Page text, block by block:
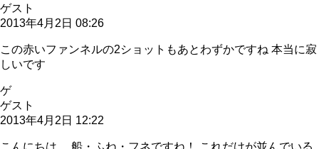
ゲスト
2013年4月2日 08:26
この赤いファンネルの2ショットもあとわずかですね 本当に寂
しいです
ゲ
ゲスト
2013年4月2日 12:22
こんにちは。 船・ふね・フネですね！ これだけが並んでいる